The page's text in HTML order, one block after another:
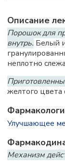
Описание
Порошок для
внутрь. Белый
неплотно
желтого
Улучшающее
Механизм